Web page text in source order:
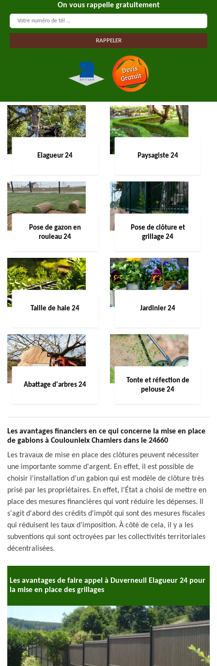
On vous rappelle gratuitement
Elagueur 24 Paysagiste 24
Pose de gazon en
rouleau 24
Pose de clôture et
grillage 24
Taille de haie 24 Jardinier 24
Abattage d'arbres 24
Tonte et réfection de
pelouse 24
Les avantages financiers en ce qui concerne la mise en place
de gabions à Coulounieix Chamiers dans le 24660
Les travaux de mise en place des clôtures peuvent nécessiter
une importante somme d'argent. En effet, il est possible de
choisir l'installation d'un gabion qui est modèle de clôture très
prisé par les propriétaires. En effet, l'État a choisi de mettre en
place des mesures financières qui vont réduire les dépenses. Il
s'agit d'abord des crédits d'impôt qui sont des mesures fiscales
qui réduisent les taux d'imposition. À côté de cela, il y a les
subventions qui sont octroyées par les collectivités territoriales
décentralisées.
Les avantages de faire appel à Duverneuil Elagueur 24 pour
la mise en place des grillages